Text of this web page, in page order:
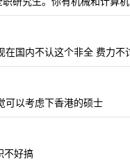
在国内不认这个非全 费力不
可以考虑下香港的硕士
不好搞